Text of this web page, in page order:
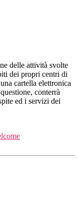
delle attività svolte
dei propri centri di
cartella elettronica
conterrà
ed i servizi dei